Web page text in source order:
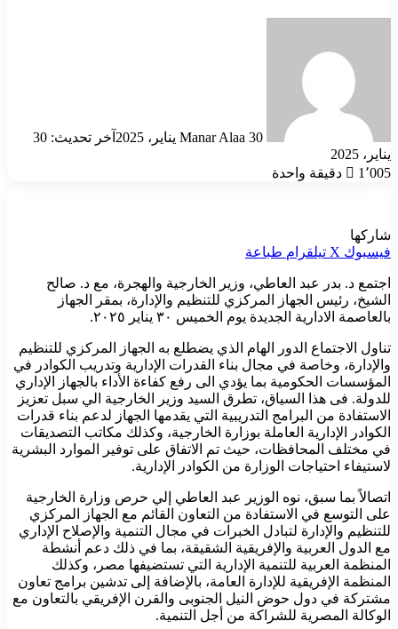
Manar Alaa 30 يناير، 2025
آخر تحديث: 30
2025
دقيقة واحدة
‫X تيلقرام طباعة
د. بدر عبد العاطي، وزير الخارجية والهجرة، مع د. صالح
رئيس الجهاز المركزي للتنظيم والإدارة، بمقر الجهاز
الادارية الجديدة يوم الخميس ٣٠ يناير ٢٠٢٥.
الاجتماع الدور الهام الذي يضطلع به الجهاز المركزي للتنظيم
وخاصة في مجال بناء القدرات الإدارية وتدريب الكوادر في
الحكومية بما يؤدي الى رفع كفاءة الأداء بالجهاز الإداري
فى هذا السياق، تطرق السيد وزير الخارجية الي سبل تعزيز
من البرامج التدريبية التي يقدمها الجهاز لدعم بناء قدرات
الإدارية العاملة بوزارة الخارجية، وكذلك مكاتب التصديقات
مختلف المحافظات، حيث تم الاتفاق على توفير الموارد البشرية
احتياجات الوزارة من الكوادر الإدارية.
بما سبق، نوه الوزير عبد العاطي إلي حرص وزارة الخارجية
التوسع في الاستفادة من التعاون القائم مع الجهاز المركزي
والإدارة لتبادل الخبرات في مجال التنمية والإصلاح الإداري
الدول العربية والإفريقية الشقيقة، بما في ذلك دعم أنشطة
العربية للتنمية الإدارية التي تستضيفها مصر، وكذلك
الإفريقية للإدارة العامة، بالإضافة إلى تدشين برامج تعاون
في دول حوض النيل الجنوبى والقرن الإفريقي بالتعاون مع
المصرية للشراكة من أجل التنمية.